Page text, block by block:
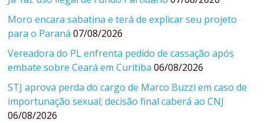
Moro encara sabatina e terá de explicar seu projeto
para o Paraná 07/08/2026
Vereadora do PL enfrenta pedido de cassação após
embate sobre Ceará em Curitiba 06/08/2026
STJ aprova perda do cargo de Marco Buzzi em caso de
importunação sexual; decisão final caberá ao CNJ
06/08/2026